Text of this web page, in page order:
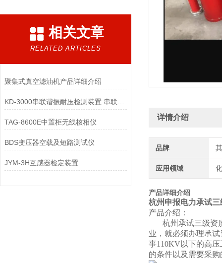
详情介绍
品牌
应用领域
产品详细介绍
杭州申报电力承试
产品介绍：
杭州承试三级资质
业，就必须办理承
事110KV以下的高
的条件以及需要采
相关文章
RELATED ARTICLES
聚集式真空滤油机产品详细介绍
TAG-8600E中置柜无线核相仪
BDS变压器空载及短路测试仪
JYM-3H互感器检定装置